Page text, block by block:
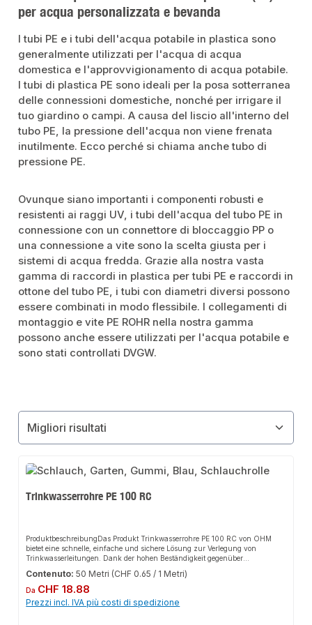
per acqua personalizzata e bevanda
I tubi PE e i tubi dell'acqua potabile in plastica sono
generalmente utilizzati per l'acqua di acqua
domestica e l'approvvigionamento di acqua potabile.
I tubi di plastica PE sono ideali per la posa sotterranea
delle connessioni domestiche, nonché per irrigare il
tuo giardino o campi. A causa del liscio all'interno del
tubo PE, la pressione dell'acqua non viene frenata
inutilmente. Ecco perché si chiama anche tubo di
pressione PE.
Ovunque siano importanti i componenti robusti e
resistenti ai raggi UV, i tubi dell'acqua del tubo PE in
connessione con un connettore di bloccaggio PP o
una connessione a vite sono la scelta giusta per i
sistemi di acqua fredda. Grazie alla nostra vasta
gamma di raccordi in plastica per tubi PE e raccordi in
ottone del tubo PE, i tubi con diametri diversi possono
essere combinati in modo flessibile. I collegamenti di
montaggio e vite PE ROHR nella nostra gamma
possono anche essere utilizzati per l'acqua potabile e
sono stati controllati DVGW.
Trinkwasserrohre PE 100 RC
ProduktbeschreibungDas Produkt Trinkwasserrohre PE 100 RC von OHM
bietet eine schnelle, einfache und sichere Lösung zur Verlegung von
Trinkwasserleitungen. Dank der hohen Beständigkeit gegenüber
Chemikalien und Korrosion sorgt es für perfekten Halt und passt sich flexibel
an verschiedene Installationsbereiche an. Das robuste Design und die
einfache Montage machen dieses Produkt zu einer zuverlässigen Wahl für
jede Installation.EigenschaftenRobustes PE-Rohr für die unterirdische
Verlegung konzipiertVerwendbar für Gartenwasseranschlüsse bis hin zu
Contenuto:50 Metri (CHF 0.65 / 1 Metri)
Prezzo normale:
Da CHF 18.88
Prezzi incl. IVA più costi di spedizione